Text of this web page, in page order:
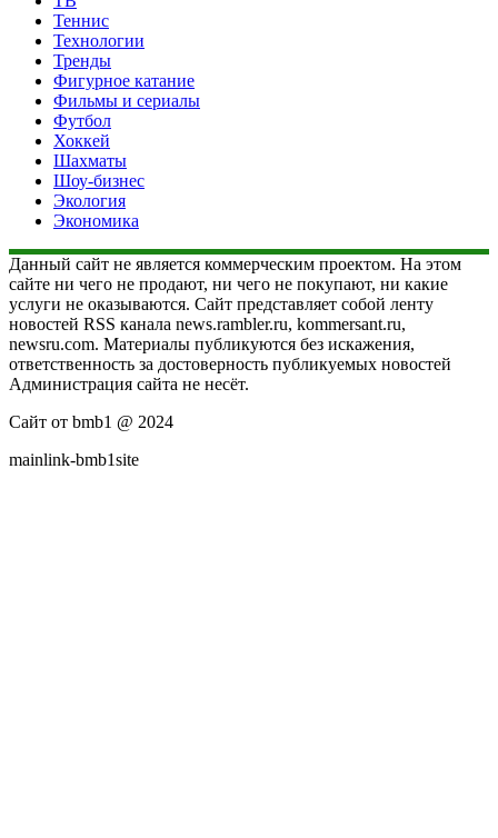
Теннис
Технологии
Тренды
Фигурное катание
Фильмы и сериалы
Футбол
Хоккей
Шахматы
Шоу-бизнес
Экология
Экономика
Данный сайт не является коммерческим проектом. На этом
сайте ни чего не продают, ни чего не покупают, ни какие
услуги не оказываются. Сайт представляет собой ленту
новостей RSS канала news.rambler.ru, kommersant.ru,
newsru.com. Материалы публикуются без искажения,
ответственность за достоверность публикуемых новостей
Администрация сайта не несёт.
Сайт от bmb1 @ 2024
mainlink-bmb1site